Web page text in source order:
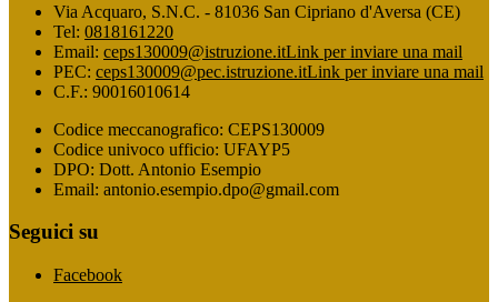
Via Acquaro, S.N.C. - 81036 San Cipriano d'Aversa (CE)
Tel: 0818161220
Email: ceps130009@istruzione.itLink per inviare una mail
PEC: ceps130009@pec.istruzione.itLink per inviare una mail
C.F.: 90016010614
Codice meccanografico: CEPS130009
Codice univoco ufficio: UFAYP5
DPO: Dott. Antonio Esempio
Email: antonio.esempio.dpo@gmail.com
Seguici su
Facebook